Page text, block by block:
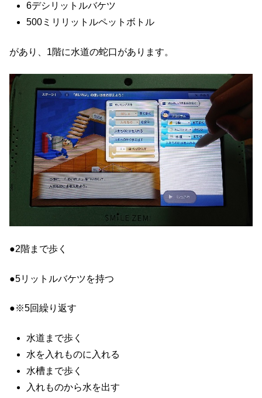
6デシリットルバケツ
500ミリリットルペットボトル
があり、1階に水道の蛇口があります。
●2階まで歩く
●5リットルバケツを持つ
●※5回繰り返す
水道まで歩く
水を入れものに入れる
水槽まで歩く
入れものから水を出す